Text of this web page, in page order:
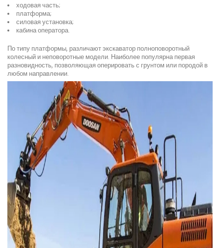
ходовая часть;
платформа;
силовая установка;
кабина оператора.
По типу платформы, различают экскаватор полноповоротный
колесный и неповоротные модели. Наиболее популярна первая
разновидность, позволяющая оперировать с грунтом или породой в
любом направлении.